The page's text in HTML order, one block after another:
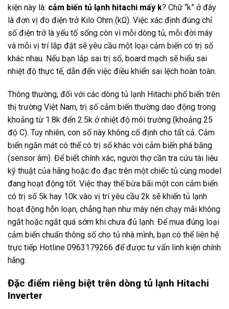
kiện này là: cảm biến tủ lạnh hitachi mấy k? Chữ “k” ở đây
là đơn vị đo điện trở Kilo Ohm (kΩ). Việc xác định đúng chỉ
số điện trở là yếu tố sống còn vì mỗi dòng tủ, mỗi đời máy
và mỗi vị trí lắp đặt sẽ yêu cầu một loại cảm biến có trị số
khác nhau. Nếu bạn lắp sai trị số, board mạch sẽ hiểu sai
nhiệt độ thực tế, dẫn đến việc điều khiển sai lệch hoàn toàn.
Thông thường, đối với các dòng tủ lạnh Hitachi phổ biến trên
thị trường Việt Nam, trị số cảm biến thường dao động trong
khoảng từ 1.8k đến 2.5k ở nhiệt độ môi trường (khoảng 25
độ C). Tuy nhiên, con số này không cố định cho tất cả. Cảm
biến ngăn mát có thể có trị số khác với cảm biến phá băng
(sensor âm). Để biết chính xác, người thợ cần tra cứu tài liệu
kỹ thuật của hãng hoặc đo đạc trên một chiếc tủ cùng model
đang hoạt động tốt. Việc thay thế bừa bãi một con cảm biến
có trị số 5k hay 10k vào vị trí yêu cầu 2k sẽ khiến tủ lạnh
hoạt động hỗn loạn, chẳng hạn như máy nén chạy mãi không
ngắt hoặc ngắt quá sớm khi chưa đủ lạnh. Để mua đúng loại
cảm biến chuẩn thông số cho tủ nhà mình, bạn có thể liên hệ
trực tiếp Hotline 0963179266 để được tư vấn linh kiện chính
hãng.
Đặc điểm riêng biệt trên dòng tủ lạnh Hitachi
Inverter